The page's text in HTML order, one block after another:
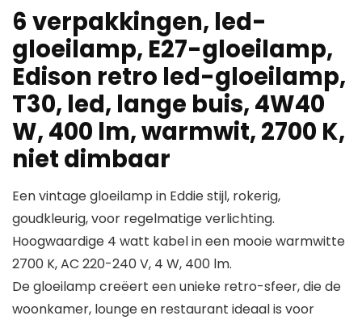
6 verpakkingen, led-
gloeilamp, E27-gloeilamp,
Edison retro led-gloeilamp,
T30, led, lange buis, 4W40
W, 400 lm, warmwit, 2700 K,
niet dimbaar
Een vintage gloeilamp in Eddie stijl, rokerig,
goudkleurig, voor regelmatige verlichting.
Hoogwaardige 4 watt kabel in een mooie warmwitte
2700 K, AC 220-240 V, 4 W, 400 lm.
De gloeilamp creëert een unieke retro-sfeer, die de
woonkamer, lounge en restaurant ideaal is voor